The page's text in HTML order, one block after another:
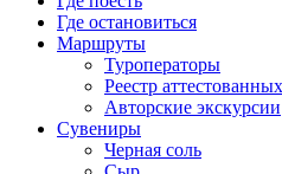
Где остановиться
Маршруты
Туроператоры
Реестр
Авторские экскурсии
Сувениры
Черная соль